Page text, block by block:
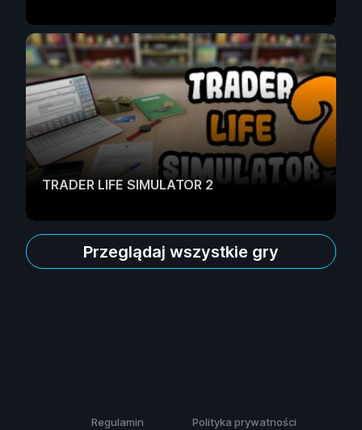
TRADER LIFE SIMULATOR 2
Przeglądaj wszystkie gry
Regulamin Polityka prywatności